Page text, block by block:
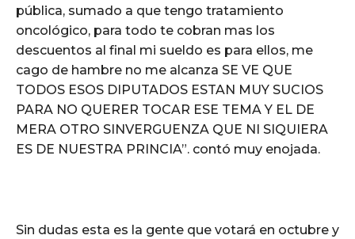
pública, sumado a que tengo tratamiento
oncológico, para todo te cobran mas los
descuentos al final mi sueldo es para ellos, me
cago de hambre no me alcanza SE VE QUE
TODOS ESOS DIPUTADOS ESTAN MUY SUCIOS
PARA NO QUERER TOCAR ESE TEMA Y EL DE
MERA OTRO SINVERGUENZA QUE NI SIQUIERA
ES DE NUESTRA PRINCIA”. contó muy enojada.
Sin dudas esta es la gente que votará en octubre y